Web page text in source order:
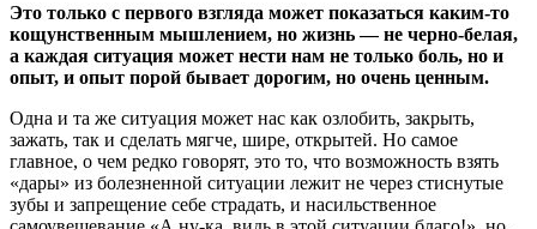
Это только с первого взгляда может показаться каким-то
кощунственным мышлением, но жизнь — не черно-белая,
а каждая ситуация может нести нам не только боль, но и
опыт, и опыт порой бывает дорогим, но очень ценным.
Одна и та же ситуация может нас как озлобить, закрыть,
зажать, так и сделать мягче, шире, открытей. Но самое
главное, о чем редко говорят, это то, что возможность взять
«дары» из болезненной ситуации лежит не через стиснутые
зубы и запрещение себе страдать, и насильственное